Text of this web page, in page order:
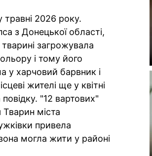
травні 2026 року.
з Донецької області,
загрожувала
і тому його
у харчовий барвник і
жителі ще у квітні
"12 вартових"
Тварин міста
привела
могла жити у районі